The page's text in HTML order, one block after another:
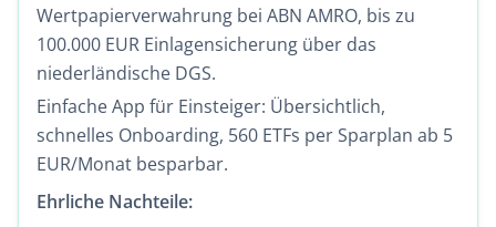
Wertpapierverwahrung bei ABN AMRO, bis zu
100.000 EUR Einlagensicherung über das
niederländische DGS.
Einfache App für Einsteiger: Übersichtlich,
schnelles Onboarding, 560 ETFs per Sparplan ab 5
EUR/Monat besparbar.
Ehrliche Nachteile: